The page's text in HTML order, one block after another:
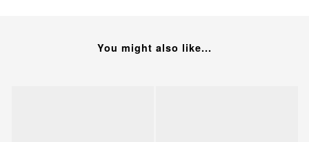
You might also like...